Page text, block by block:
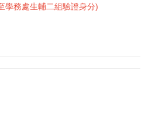
學務處生輔二組驗證身分)